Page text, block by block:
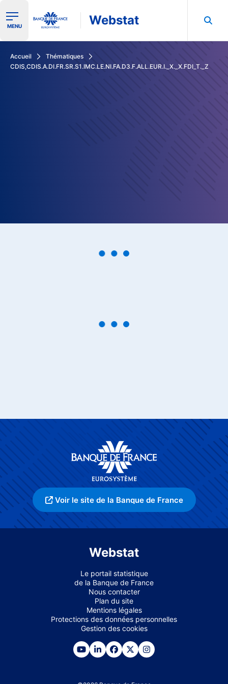
Ouvrir le menu de navigation
MENU Webstat
Accueil
Thématiques
CDIS,CDIS.A.DI.FR.SR.S1.IMC.LE.NI.FA.D3.F.ALL.EUR.I._X._X.FDI_T._Z
Voir le site de la Banque de France
Webstat
Le portail statistique
de la Banque de France
Nous contacter
Plan du site
Mentions légales
Protections des données personnelles
Gestion des cookies